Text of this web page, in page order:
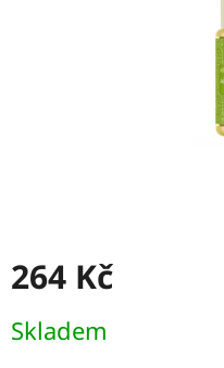
264 Kč
cena:
Skladem